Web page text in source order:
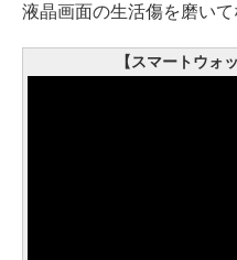
液晶画面の生活傷を磨いて
【スマートウォ